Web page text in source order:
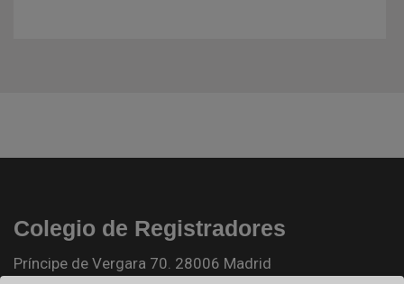
Colegio de Registradores
Príncipe de Vergara 70. 28006 Madrid